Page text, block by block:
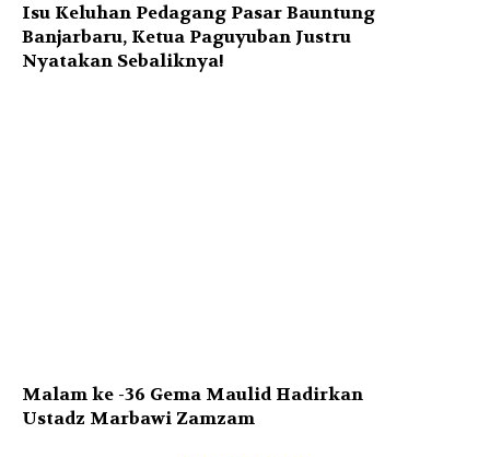
Isu Keluhan Pedagang Pasar Bauntung
Banjarbaru, Ketua Paguyuban Justru
Nyatakan Sebaliknya!
Malam ke -36 Gema Maulid Hadirkan
Ustadz Marbawi Zamzam